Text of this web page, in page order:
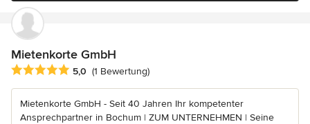
Mietenkorte GmbH
Durchschnittliche Bewertung: 5 von 5 Sternen
5,0 (1 Bewertung)
Mietenkorte GmbH - Seit 40 Jahren Ihr kompetenter
Ansprechpartner in Bochum | ZUM UNTERNEHMEN | Seine